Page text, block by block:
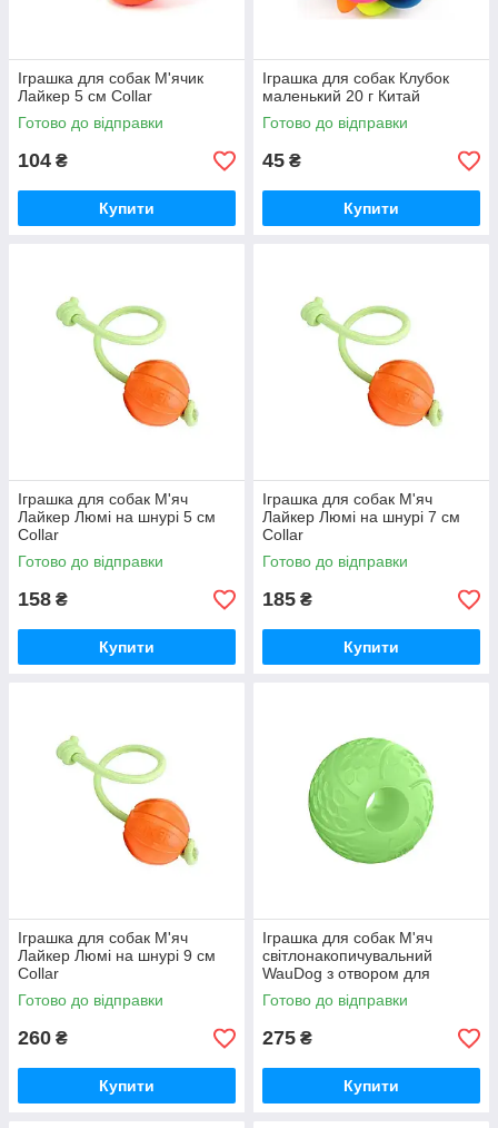
Іграшка для собак М'ячик
Лайкер 5 см Collar
Готово до відправки
104 ₴
Купити
Іграшка для собак Клубок
маленький 20 г Китай
Готово до відправки
45 ₴
Купити
Іграшка для собак М'яч
Лайкер Люмі на шнурі 5 см
Collar
Готово до відправки
158 ₴
Купити
Іграшка для собак М'яч
Лайкер Люмі на шнурі 7 см
Collar
Готово до відправки
185 ₴
Купити
Іграшка для собак М'яч
Лайкер Люмі на шнурі 9 см
Collar
Готово до відправки
260 ₴
Купити
Іграшка для собак М'яч
cвітлонакопичувальний
WauDog з отвором для
ласощів 7 см Collar
Готово до відправки
275 ₴
Купити